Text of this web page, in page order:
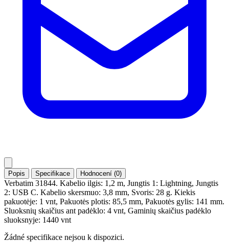
Popis Specifikace Hodnocení (0)
Verbatim 31844. Kabelio ilgis: 1,2 m, Jungtis 1: Lightning, Jungtis
2: USB C. Kabelio skersmuo: 3,8 mm, Svoris: 28 g. Kiekis
pakuotėje: 1 vnt, Pakuotės plotis: 85,5 mm, Pakuotės gylis: 141 mm.
Sluoksnių skaičius ant padėklo: 4 vnt, Gaminių skaičius padėklo
sluoksnyje: 1440 vnt
Žádné specifikace nejsou k dispozici.